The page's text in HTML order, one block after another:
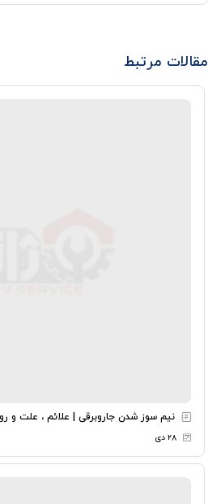
مقالات مرتبط
نیم سوز شدن جاروبرقی | علائم ، علت و
۲۸ دی